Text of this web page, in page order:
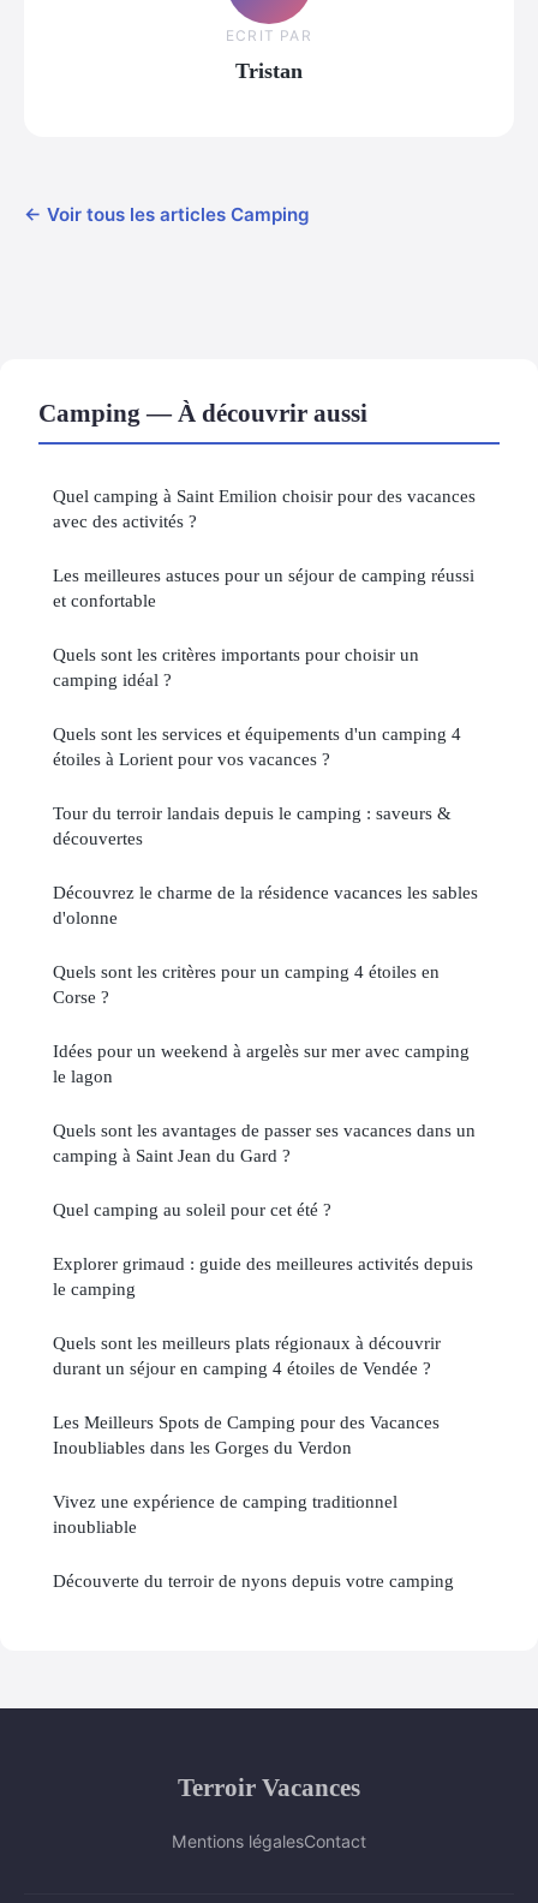
ECRIT PAR
Tristan
← Voir tous les articles Camping
Camping — À découvrir aussi
Quel camping à Saint Emilion choisir pour des vacances
avec des activités ?
Les meilleures astuces pour un séjour de camping réussi
et confortable
Quels sont les critères importants pour choisir un
camping idéal ?
Quels sont les services et équipements d'un camping 4
étoiles à Lorient pour vos vacances ?
Tour du terroir landais depuis le camping : saveurs &
découvertes
Découvrez le charme de la résidence vacances les sables
d'olonne
Quels sont les critères pour un camping 4 étoiles en
Corse ?
Idées pour un weekend à argelès sur mer avec camping
le lagon
Quels sont les avantages de passer ses vacances dans un
camping à Saint Jean du Gard ?
Quel camping au soleil pour cet été ?
Explorer grimaud : guide des meilleures activités depuis
le camping
Quels sont les meilleurs plats régionaux à découvrir
durant un séjour en camping 4 étoiles de Vendée ?
Les Meilleurs Spots de Camping pour des Vacances
Inoubliables dans les Gorges du Verdon
Vivez une expérience de camping traditionnel
inoubliable
Découverte du terroir de nyons depuis votre camping
Terroir Vacances
Mentions légalesContact